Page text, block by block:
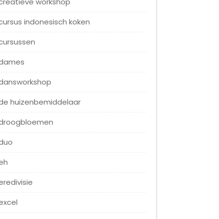
indonesisch koken
huizenbemiddelaar